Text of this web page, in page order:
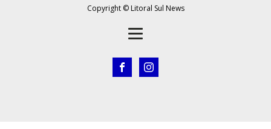
Copyright © Litoral Sul News